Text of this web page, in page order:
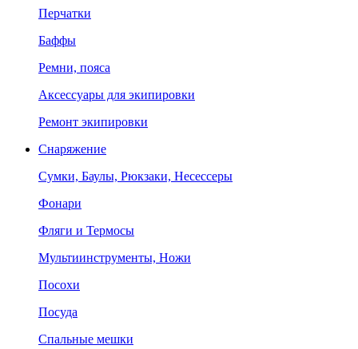
Перчатки
Баффы
Ремни, пояса
Аксессуары для экипировки
Ремонт экипировки
Снаряжение
Сумки, Баулы, Рюкзаки, Несессеры
Фонари
Фляги и Термосы
Мультиинструменты, Ножи
Посохи
Посуда
Спальные мешки